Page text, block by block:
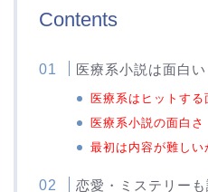
Contents
医療系小説は面白い
医療系はヒットする
医療系小説の面白さ
最初は内容が難しい
恋愛・ミステリー